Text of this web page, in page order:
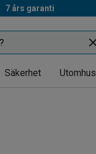
7 års garanti
Säkerhet Utomhus